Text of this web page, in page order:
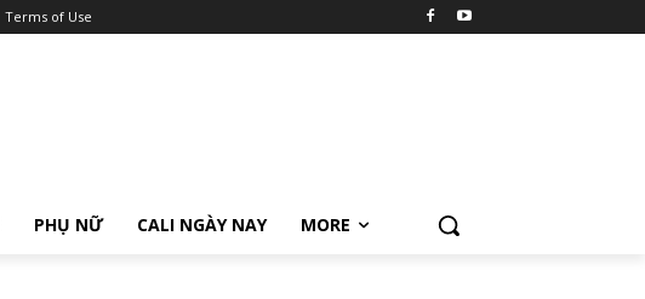
Terms of Use
PHỤ NỮ CALI NGÀY NAY MORE